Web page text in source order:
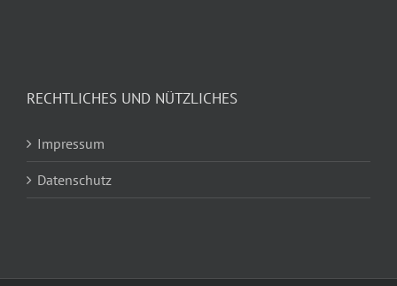
RECHTLICHES UND NÜTZLICHES
Impressum
Datenschutz